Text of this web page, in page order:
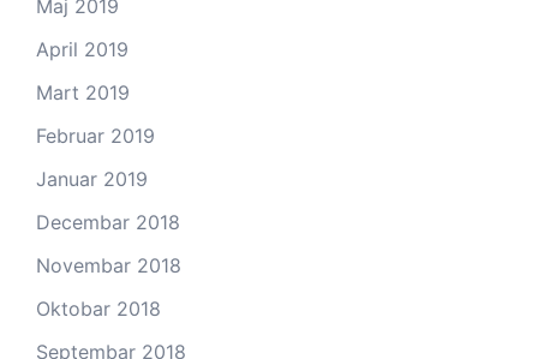
Maj 2019
April 2019
Mart 2019
Februar 2019
Januar 2019
Decembar 2018
Novembar 2018
Oktobar 2018
Septembar 2018